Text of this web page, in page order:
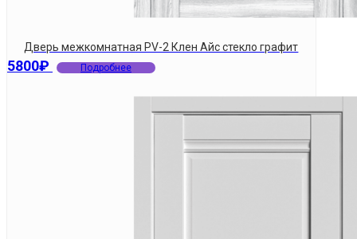
Дверь межкомнатная PV-2 Клен Айс стекло графит
5800₽ Подробнее